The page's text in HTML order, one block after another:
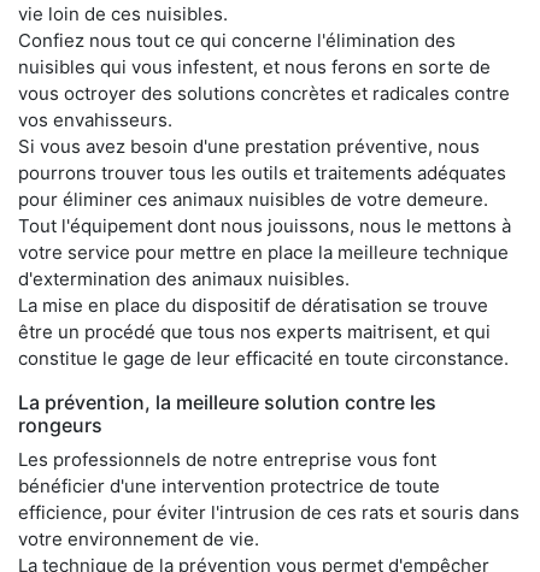
vie loin de ces nuisibles.
Confiez nous tout ce qui concerne l'élimination des
nuisibles qui vous infestent, et nous ferons en sorte de
vous octroyer des solutions concrètes et radicales contre
vos envahisseurs.
Si vous avez besoin d'une prestation préventive, nous
pourrons trouver tous les outils et traitements adéquates
pour éliminer ces animaux nuisibles de votre demeure.
Tout l'équipement dont nous jouissons, nous le mettons à
votre service pour mettre en place la meilleure technique
d'extermination des animaux nuisibles.
La mise en place du dispositif de dératisation se trouve
être un procédé que tous nos experts maitrisent, et qui
constitue le gage de leur efficacité en toute circonstance.
La prévention, la meilleure solution contre les
rongeurs
Les professionnels de notre entreprise vous font
bénéficier d'une intervention protectrice de toute
efficience, pour éviter l'intrusion de ces rats et souris dans
votre environnement de vie.
La technique de la prévention vous permet d'empêcher